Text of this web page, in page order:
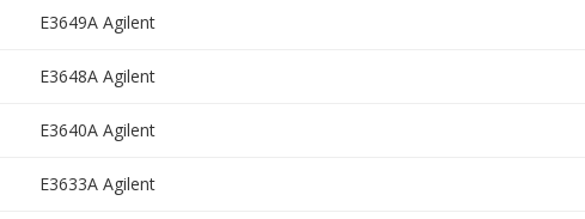
E3649A Agilent
E3648A Agilent
E3640A Agilent
E3633A Agilent